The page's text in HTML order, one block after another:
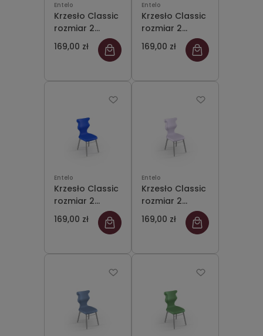
Entelo
Krzesło Classic
rozmiar 2
siedzisko
fioletowy
169,00 zł
Entelo
Krzesło Classic
rozmiar 2
siedzisko jasny
szary
169,00 zł
Entelo
Krzesło Classic
rozmiar 2
siedzisko
niebieski
169,00 zł
Entelo
Krzesło Classic
rozmiar 2
siedzisko
pastelowy
169,00 zł